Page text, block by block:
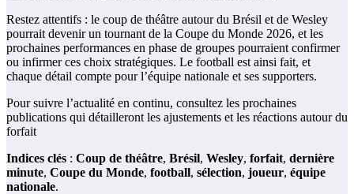
Restez attentifs : le coup de théâtre autour du Brésil et de Wesley
pourrait devenir un tournant de la Coupe du Monde 2026, et les
prochaines performances en phase de groupes pourraient confirmer
ou infirmer ces choix stratégiques. Le football est ainsi fait, et
chaque détail compte pour l’équipe nationale et ses supporters.
Pour suivre l’actualité en continu, consultez les prochaines
publications qui détailleront les ajustements et les réactions autour du
forfait
Indices clés : Coup de théâtre, Brésil, Wesley, forfait, dernière
minute, Coupe du Monde, football, sélection, joueur, équipe
nationale.